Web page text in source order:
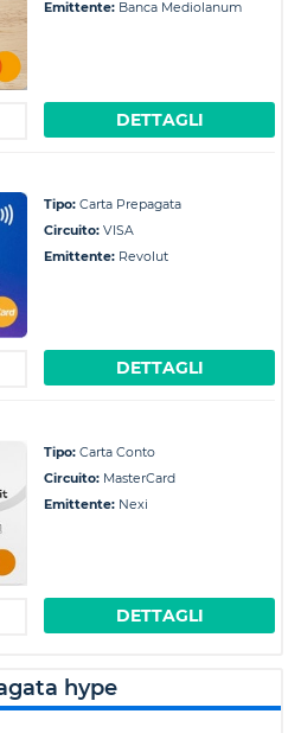
Emittente: Banca Mediolanum
DETTAGLI
Tipo: Carta Prepagata
Circuito: VISA
Emittente: Revolut
DETTAGLI
Tipo: Carta Conto
Circuito: MasterCard
Emittente: Nexi
DETTAGLI
hype